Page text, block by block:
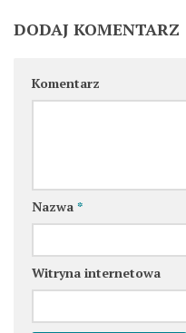
DODAJ KOMENTARZ
Komentarz
Nazwa *
Witryna internetowa